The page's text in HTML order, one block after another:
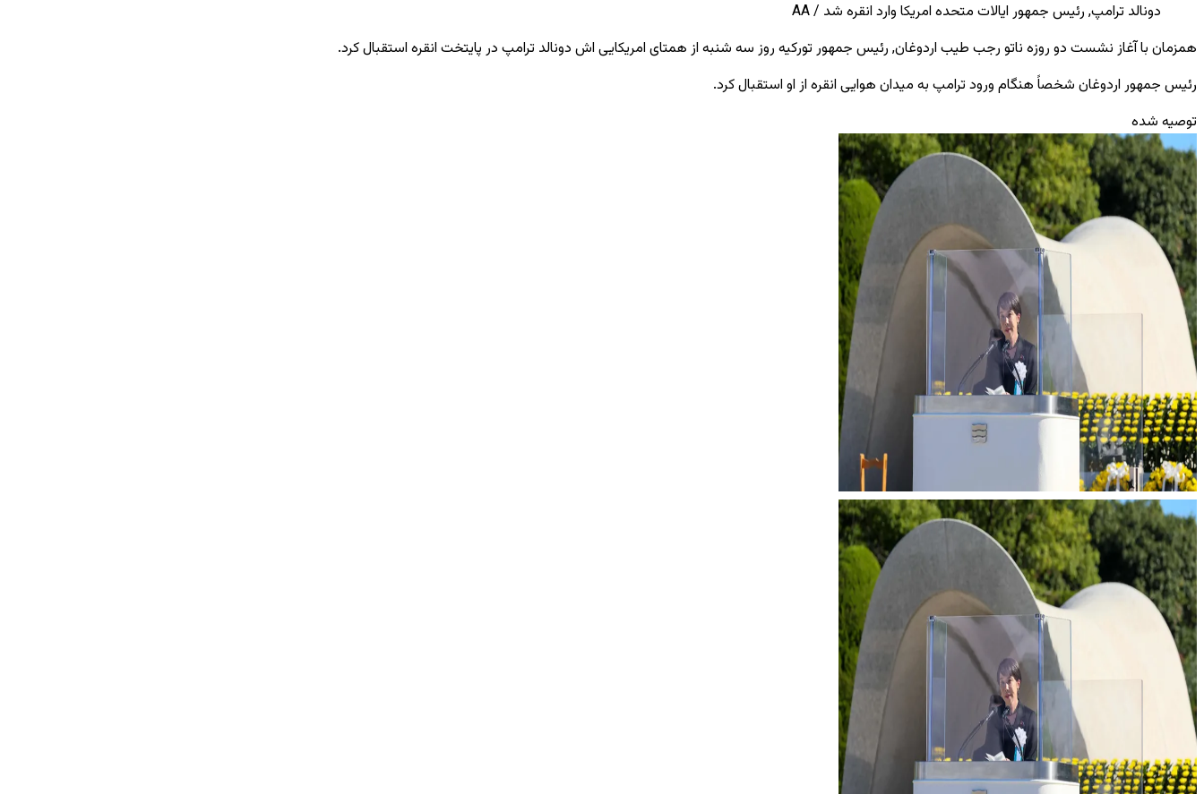
دونالد ترامپ, رئیس جمهور ایالات متحده امریکا وارد انقره شد / AA
همزمان با آغاز نشست دو روزه ناتو رجب طیب اردوغان, رئیس‌ جمهور تورکیه روز سه‌ شنبه از همتای امریکایی ‌اش دونالد ترامپ در پایتخت انقره استقبال کرد.
رئیس ‌جمهور اردوغان شخصاً هنگام ورود ترامپ به میدان هوایی انقره از او استقبال کرد.
توصیه شده